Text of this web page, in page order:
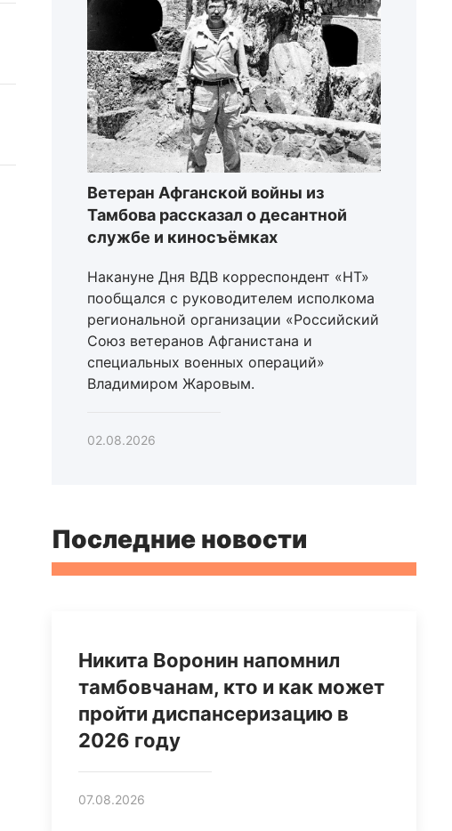
Ветеран Афганской войны из
Тамбова рассказал о десантной
службе и киносъёмках
Накануне Дня ВДВ корреспондент «НТ»
пообщался с руководителем исполкома
региональной организации «Российский
Союз ветеранов Афганистана и
специальных военных операций»
Владимиром Жаровым.
02.08.2026
Последние новости
Никита Воронин напомнил
тамбовчанам, кто и как может
пройти диспансеризацию в
2026 году
07.08.2026